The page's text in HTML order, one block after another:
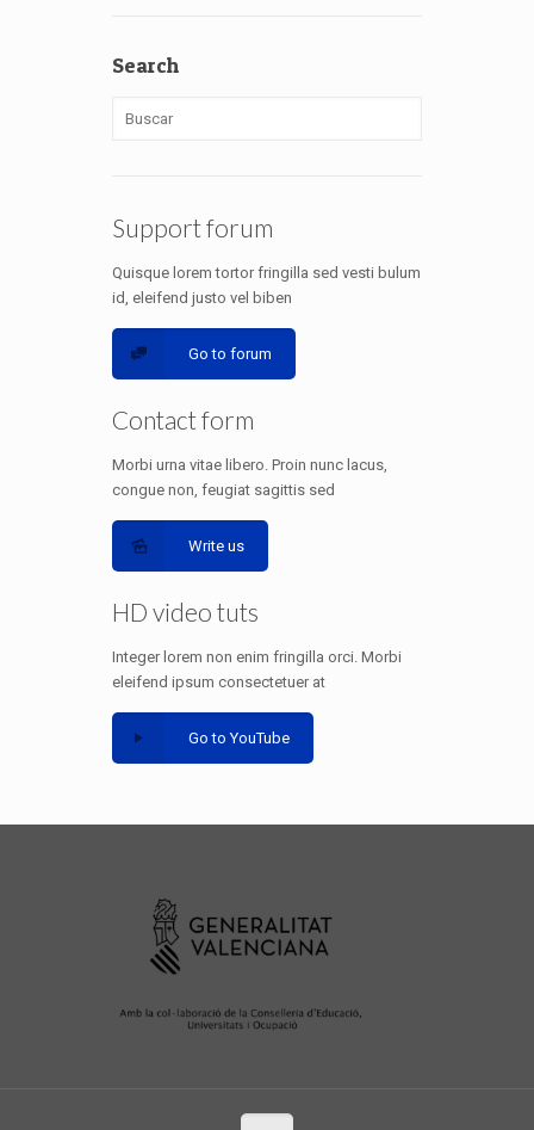
Search
Support forum
Quisque lorem tortor fringilla sed vesti bulum
id, eleifend justo vel biben
Go to forum
Contact form
Morbi urna vitae libero. Proin nunc lacus,
congue non, feugiat sagittis sed
Write us
HD video tuts
Integer lorem non enim fringilla orci. Morbi
eleifend ipsum consectetuer at
Go to YouTube